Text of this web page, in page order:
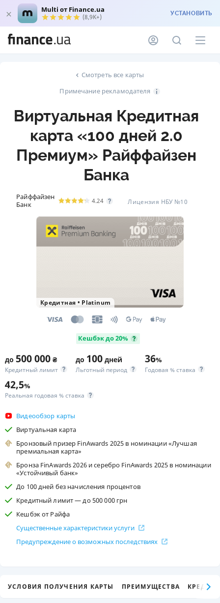
Multi от Finance.ua
(8,9K+) УСТАНОВИТЬ
Смотреть все карты
Примечание рекламодателя
Виртуальная Кредитная
карта «100 дней 2.0
Премиум» Райффайзен
Банка
Райффайзен
Банк
4.24 Лицензия НБУ №10
Кредитная • Platinum
Кешбэк до 20%
до 500 000 ₴
Кредитный лимит
до 100 дней
Льготный период
36%
Годовая % ставка
42,5%
Реальная годовая % ставка
Видеообзор карты
Виртуальная карта
Бронзовый призер FinAwards 2025 в номинации «Лучшая
премиальная карта»
Бронза FinAwards 2026 и серебро FinAwards 2025 в номинации
«Устойчивый банк»
До 100 дней без начисления процентов
Кредитный лимит — до 500 000 грн
Кешбэк от Райфа
Существенные характеристики услуги
Предупреждение о возможных последствиях
УСЛОВИЯ ПОЛУЧЕНИЯ КАРТЫ ПРЕИМУЩЕСТВА